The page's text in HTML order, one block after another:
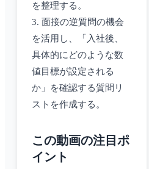
を整理する。
3. 面接の逆質問の機会
を活用し、「入社後、
具体的にどのような数
値目標が設定される
か」を確認する質問リ
ストを作成する。
この動画の注目ポ
イント